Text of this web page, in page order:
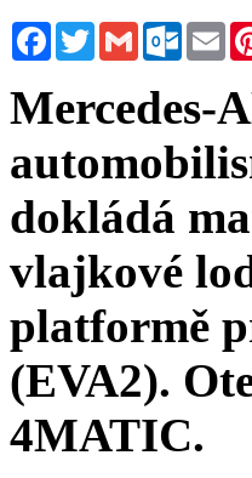
FacebookTwitterGmail
Mercedes-
dokládá m
vlajkové
platformě
(EVA2).
4MATIC.